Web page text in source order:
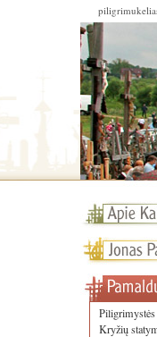
Piligrimystės
Kryžių